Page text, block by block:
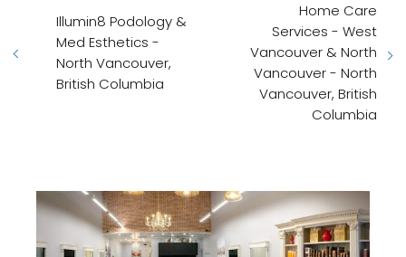
Illumin8 Podology &
Med Esthetics -
North Vancouver,
British Columbia
Home Care
Services - West
Vancouver & North
Vancouver - North
Vancouver, British
Columbia